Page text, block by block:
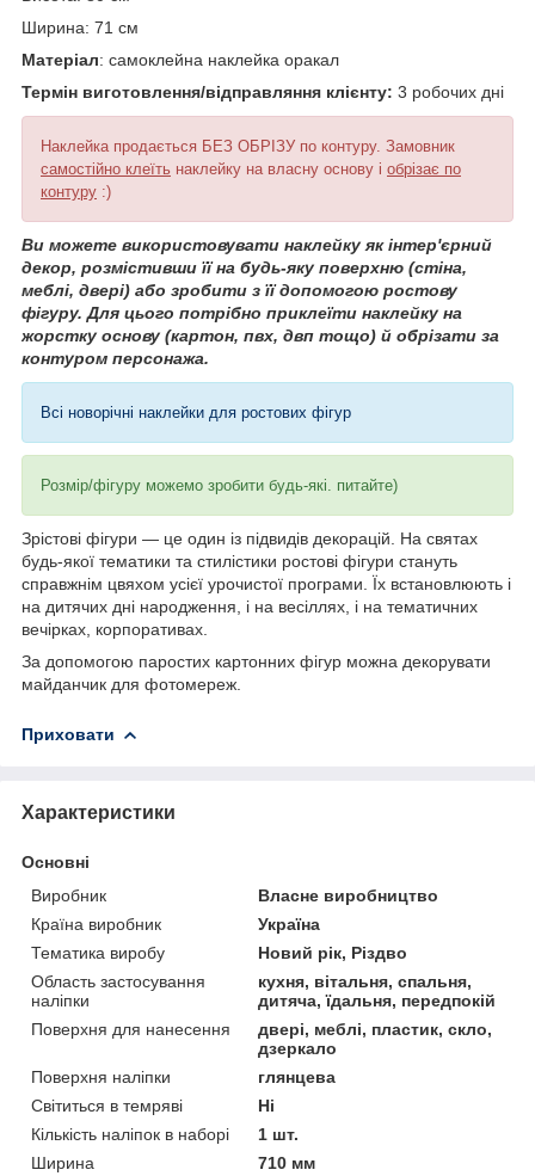
Ширина: 71 см
Матеріал: самоклейна наклейка оракал
Термін виготовлення/відправляння клієнту: 3 робочих дні
Наклейка продається БЕЗ ОБРІЗУ по контуру. Замовник
самостійно клеїть наклейку на власну основу і обрізає по
контуру :)
Ви можете використовувати наклейку як інтер'єрний
декор, розмістивши її на будь-яку поверхню (стіна,
меблі, двері) або зробити з її допомогою ростову
фігуру. Для цього потрібно приклеїти наклейку на
жорстку основу (картон, пвх, двп тощо) й обрізати за
контуром персонажа.
Всі новорічні наклейки для ростових фігур
Розмір/фігуру можемо зробити будь-які. питайте)
Зрістові фігури — це один із підвидів декорацій. На святах
будь-якої тематики та стилістики ростові фігури стануть
справжнім цвяхом усієї урочистої програми. Їх встановлюють і
на дитячих дні народження, і на весіллях, і на тематичних
вечірках, корпоративах.
За допомогою паростих картонних фігур можна декорувати
майданчик для фотомереж.
Приховати
Характеристики
Основні
Виробник
Власне виробництво
Країна виробник
Україна
Тематика виробу
Новий рік, Різдво
Область застосування
наліпки
кухня, вітальня, спальня,
дитяча, їдальня, передпокій
Поверхня для нанесення
двері, меблі, пластик, скло,
дзеркало
Поверхня наліпки
глянцева
Світиться в темряві
Ні
Кількість наліпок в наборі
1 шт.
Ширина
710 мм